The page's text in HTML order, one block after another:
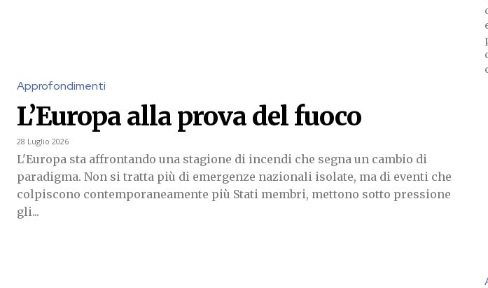
Approfondimenti
L’Europa alla prova del fuoco
28 Luglio 2026
L'Europa sta affrontando una stagione di incendi che segna un cambio di
paradigma. Non si tratta più di emergenze nazionali isolate, ma di eventi che
colpiscono contemporaneamente più Stati membri, mettono sotto pressione
gli...